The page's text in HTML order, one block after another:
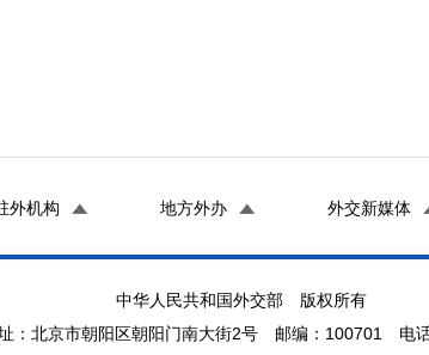
外机构 地方外办 外交新媒体
中华人民共和国外交部 版权所有
：北京市朝阳区朝阳门南大街2号 邮编：100701 电